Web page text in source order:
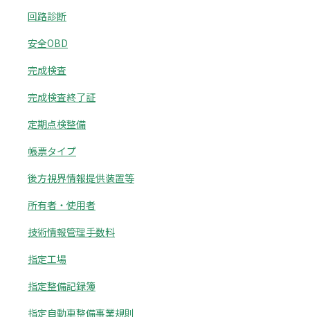
回路診断
安全OBD
完成検査
完成検査終了証
定期点検整備
帳票タイプ
後方視界情報提供装置等
所有者・使用者
技術情報管理手数料
指定工場
指定整備記録簿
指定自動車整備事業規則